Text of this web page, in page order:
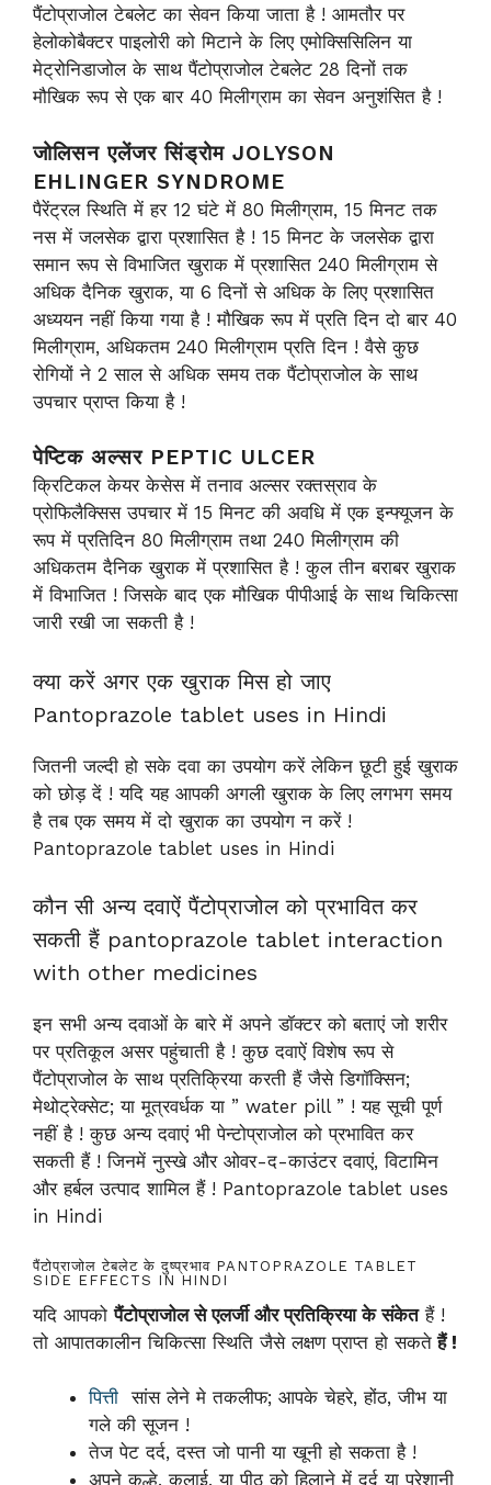
पैंटोप्राजोल टेबलेट का सेवन किया जाता है ! आमतौर पर
हेलोकोबैक्टर पाइलोरी को मिटाने के लिए एमोक्सिसिलिन या
मेट्रोनिडाजोल के साथ पैंटोप्राजोल टेबलेट 28 दिनों तक
मौखिक रूप से एक बार 40 मिलीग्राम का सेवन अनुशंसित है !
जोलिसन एलेंजर सिंड्रोम JOLYSON
EHLINGER SYNDROME
पैरेंट्रल स्थिति में हर 12 घंटे में 80 मिलीग्राम, 15 मिनट तक
नस में जलसेक द्वारा प्रशासित है ! 15 मिनट के जलसेक द्वारा
समान रूप से विभाजित खुराक में प्रशासित 240 मिलीग्राम से
अधिक दैनिक खुराक, या 6 दिनों से अधिक के लिए प्रशासित
अध्ययन नहीं किया गया है ! मौखिक रूप में प्रति दिन दो बार 40
मिलीग्राम, अधिकतम 240 मिलीग्राम प्रति दिन ! वैसे कुछ
रोगियों ने 2 साल से अधिक समय तक पैंटोप्राजोल के साथ
उपचार प्राप्त किया है !
पेप्टिक अल्सर PEPTIC ULCER
क्रिटिकल केयर केसेस में तनाव अल्सर रक्तस्राव के
प्रोफिलैक्सिस उपचार में 15 मिनट की अवधि में एक इन्फ्यूजन के
रूप में प्रतिदिन 80 मिलीग्राम तथा 240 मिलीग्राम की
अधिकतम दैनिक खुराक में प्रशासित है ! कुल तीन बराबर खुराक
में विभाजित ! जिसके बाद एक मौखिक पीपीआई के साथ चिकित्सा
जारी रखी जा सकती है !
क्या करें अगर एक खुराक मिस हो जाए
Pantoprazole tablet uses in Hindi
जितनी जल्दी हो सके दवा का उपयोग करें लेकिन छूटी हुई खुराक
को छोड़ दें ! यदि यह आपकी अगली खुराक के लिए लगभग समय
है तब एक समय में दो खुराक का उपयोग न करें !
Pantoprazole tablet uses in Hindi
कौन सी अन्य दवाऐं पैंटोप्राजोल को प्रभावित कर
सकती हैं pantoprazole tablet interaction
with other medicines
इन सभी अन्य दवाओं के बारे में अपने डॉक्टर को बताएं जो शरीर
पर प्रतिकूल असर पहुंचाती है ! कुछ दवाऐं विशेष रूप से
पैंटोप्राजोल के साथ प्रतिक्रिया करती हैं जैसे डिगॉक्सिन;
मेथोट्रेक्सेट; या मूत्रवर्धक या ” water pill ” ! यह सूची पूर्ण
नहीं है ! कुछ अन्य दवाएं भी पेन्टोप्राजोल को प्रभावित कर
सकती हैं ! जिनमें नुस्खे और ओवर-द-काउंटर दवाएं, विटामिन
और हर्बल उत्पाद शामिल हैं ! Pantoprazole tablet uses
in Hindi
पैंटोप्राजोल टेबलेट के दुष्प्रभाव PANTOPRAZOLE TABLET
SIDE EFFECTS IN HINDI
यदि आपकोपैंटोप्राजोल से एलर्जी और प्रतिक्रिया के संकेतहैं !
तो आपातकालीन चिकित्सा स्थिति जैसे लक्षण प्राप्त हो सकते हैं !
पित्ती सांस लेने मे तकलीफ; आपके चेहरे, होंठ, जीभ या
गले की सूजन !
तेज पेट दर्द, दस्त जो पानी या खूनी हो सकता है !
अपने कूल्हे, कलाई, या पीठ को हिलाने में दर्द या परेशानी